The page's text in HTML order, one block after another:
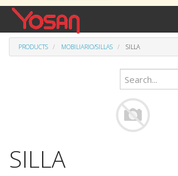
PRODUCTS MOBILIARIO/SILLAS SILLA
SILLA